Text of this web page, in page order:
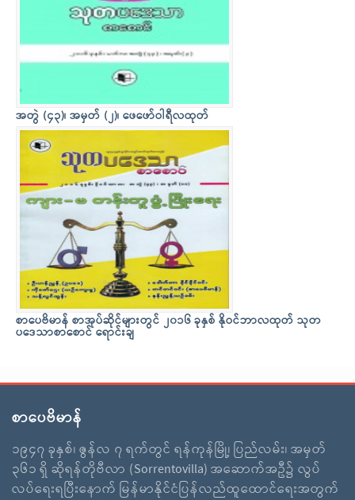
အတွဲ (၄၃)၊ အမှတ် (၂)၊ ဖေဖော်ဝါရီလထုတ်
စာပေဗိမာန် စာအုပ်ဆိုင်များတွင် ၂၀၁၆ ခုနှစ် နိုဝင်ဘာလထုတ် သုတ
ပဒေသာစာစောင် ရောင်းချ
စာပေဗိမာန်
၁၉၄၇ ခုနှစ်၊ ဇွန်လ ၇ ရက်တွင် ရန်ကုန်မြို့၊ ပြည်လမ်း၊ အမှတ်
၃၆၁ ရှိ ဆိုရန်တိုဗီလာ (Sorrentovilla) အဆောက်အဦ၌ လွပ်
လပ်ရေးရပြီးနောက် မြန်မာနိုင်ငံပြန်လည်ထူထောင်ရေးအတွက်